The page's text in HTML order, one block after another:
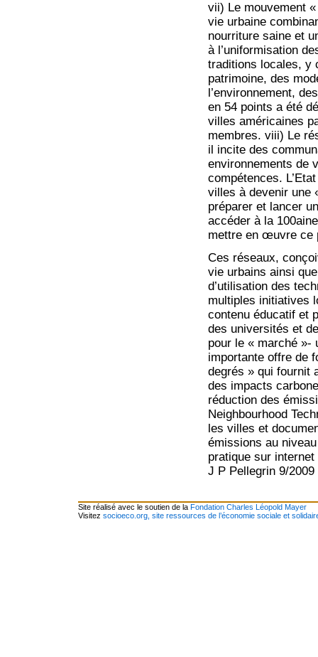
vii) Le mouvement
vie urbaine
nourriture saine et
à l’uniformisation
traditions locales, y
patrimoine, des
l’environnement,
en 54 points a été
villes américaines
membres. viii) Le
il incite des
environnements de
compétences.
villes à devenir une
préparer et lancer
accéder à la
mettre en œuvre ce
Ces réseaux,
vie urbains ainsi
d’utilisation des
multiples initiatives
contenu éducatif et
des universités et
pour le « marché »-
importante offre de
degrés » qui fournit
des impacts
réduction des
Neighbourhood
les villes et
émissions au
pratique sur internet
J P Pellegrin 9/2009
Site réalisé avec le soutien de la Fondation Charles Léopold Mayer
Visitez socioeco.org, site ressources de l’économie sociale et